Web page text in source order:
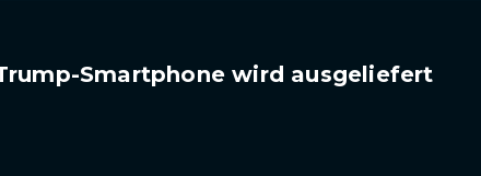
Smartphone wird ausgeliefert